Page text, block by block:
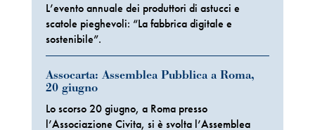
L’evento annuale dei produttori di astucci e
scatole pieghevoli: “La fabbrica digitale e
sostenibile”.
Assocarta: Assemblea Pubblica a Roma,
20 giugno
Lo scorso 20 giugno, a Roma presso
l’Associazione Civita, si è svolta l’Assemblea